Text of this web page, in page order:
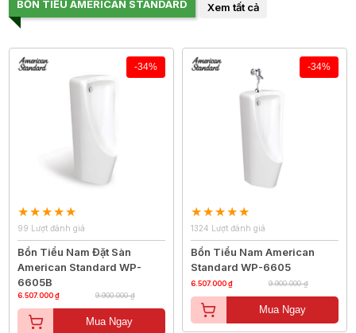
BỒN TIỂU AMERICAN STANDARD Xem tất cả
-34%
99 Lượt đánh giá
Bồn Tiểu Nam Đặt Sàn
American Standard WP-
6605B
6.507.000 ₫ 9.900.000 ₫
Mua Ngay
-34%
1324 Lượt đánh giá
Bồn Tiểu Nam American
Standard WP-6605
6.507.000 ₫ 9.900.000 ₫
Mua Ngay